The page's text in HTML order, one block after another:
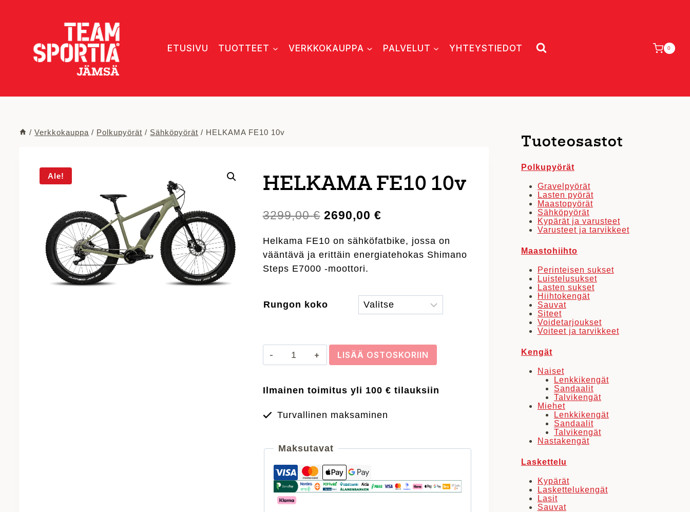
ETUSIVU TUOTTEET VERKKOKAUPPA PALVELUT YHTEYSTIEDOT 0
/ Verkkokauppa / Polkupyörät / Sähköpyörät / HELKAMA FE10 10v
Ale! HELKAMA FE10 10v
3299,00€ Alkuperäinen
oli:
3299,00 €.
2690,00 €Nykyinen
on:
2690,00 €.
Helkama FE10 on sähköfatbike, jossa on
vääntävä ja erittäin energiatehokas Shimano
Steps E7000 -moottori.
Rungon koko
HELKAMA
FE10
määrä
LISÄÄ OSTOSKORIIN
Ilmainen toimitus yli 100 € tilauksiin
Turvallinen maksaminen
Maksutavat
Tuoteosastot
Polkupyörät
Gravelpyörät
Lasten pyörät
Maastopyörät
Sähköpyörät
Kypärät ja varusteet
Varusteet ja tarvikkeet
Maastohiihto
Perinteisen sukset
Luistelusukset
Lasten sukset
Hiihtokengät
Sauvat
Siteet
Voidetarjoukset
Voiteet ja tarvikkeet
Kengät
Naiset
Lenkkikengät
Sandaalit
Talvikengät
Miehet
Lenkkikengät
Sandaalit
Talvikengät
Nastakengät
Laskettelu
Kypärät
Laskettelukengät
Lasit
Sauvat